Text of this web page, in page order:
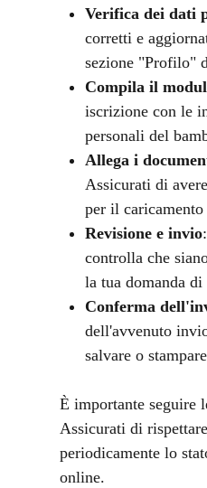
Verifica dei dati
corretti e
sezione "Profilo"
Compila il
iscrizione con le
personali del
Allega i
Assicurati di
per il
Revisione e invio
controlla che
la tua domanda
Conferma
dell'avvenuto
salvare o
È importante seguire
Assicurati di
periodicamente lo
online.